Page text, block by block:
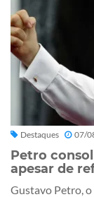
Destaques 07/
Petro
apesar de
Gustavo Petro,